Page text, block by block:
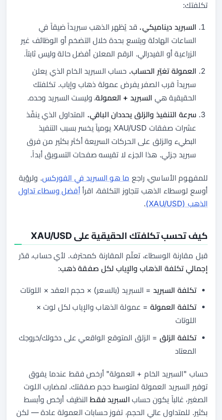
تكلفتك:
السبريد ديناميكي. قد يُظهر الذهب سبريداً ضيقاً في
الساعات الهادئة ويتسع بحدة خلال التضخم أو الوظائف غير
الزراعية أو الفيدرالي. الرقم المعلن أفضل حالة وليس ثابتاً.
العمولة تغيّر الحساب. حساب السبريد الخام الذي يعلن
سبريداً قرب الصفر يفرض عمولة ذهاب وإياب. تكلفتك
الحقيقية هي السبريد + العمولة، وليست السبريد وحده.
سرعة التنفيذ والزلق يحددان الباقي. المتداول الذي ينفّذ
عشرات صفقات XAU/USD يومياً يخسر بسبب التنفيذ
البطيء والزلق على الحركات السريعة أكثر بكثير من فرق
سبريد جزئي. هذا الجزء لا تقيسه صفحات التسويق أبداً.
للمفهوم الأساسي، راجع ما هو السبريد في الفوركس. ولرؤية
أوسع لوسطاء الذهب تتجاوز التكلفة، اقرأأفضل وسطاء تداول
الذهب (XAU/USD)
.
كيف تحسب تكلفتك الحقيقية على XAU/USD
قبل مقارنة الوسطاء، تعلّم المقارنة كمحترف. لأي حساب، قدّر
إجمالي تكلفة الذهاب والإياب لكل صفقة ذهب:
تكلفة السبريد = السبريد (بالسعر) × حجم العقد × اللوتات
تكلفة العمولة = عمولة الذهاب والإياب لكل لوت ×
اللوتات
تكلفة الزلق = الزلق المتوقع الواقعي على دخولك/خروجك
المعتاد
حساب "السبريد الخام + العمولة" أرخص فقط عندما يفوق
توفير السبريد العمولة لمتوسط حجم صفقتك. لمضارب اللوت
الصغير، غالباً يكون حساب السبريد فقطالنظيف أرخص وأبسط
بكثير. للمتداول عالي الحجم، تفوز حسابات العمولة عادة — لكن